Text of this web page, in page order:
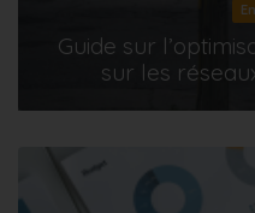
Guide sur
sur les